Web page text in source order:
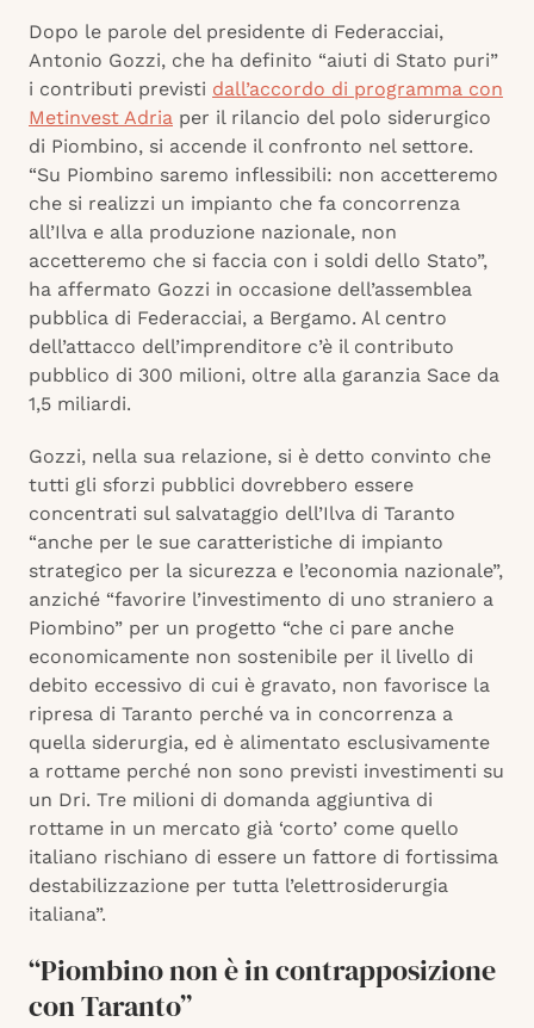
Dopo le parole del presidente di Federacciai,
Antonio Gozzi, che ha definito “aiuti di Stato puri”
i contributi previsti dall’accordo di programma con
Metinvest Adria per il rilancio del polo siderurgico
di Piombino, si accende il confronto nel settore.
“Su Piombino saremo inflessibili: non accetteremo
che si realizzi un impianto che fa concorrenza
all’Ilva e alla produzione nazionale, non
accetteremo che si faccia con i soldi dello Stato”,
ha affermato Gozzi in occasione dell’assemblea
pubblica di Federacciai, a Bergamo. Al centro
dell’attacco dell’imprenditore c’è il contributo
pubblico di 300 milioni, oltre alla garanzia Sace da
1,5 miliardi.
Gozzi, nella sua relazione, si è detto convinto che
tutti gli sforzi pubblici dovrebbero essere
concentrati sul salvataggio dell’Ilva di Taranto
“anche per le sue caratteristiche di impianto
strategico per la sicurezza e l’economia nazionale”,
anziché “favorire l’investimento di uno straniero a
Piombino” per un progetto “che ci pare anche
economicamente non sostenibile per il livello di
debito eccessivo di cui è gravato, non favorisce la
ripresa di Taranto perché va in concorrenza a
quella siderurgia, ed è alimentato esclusivamente
a rottame perché non sono previsti investimenti su
un Dri. Tre milioni di domanda aggiuntiva di
rottame in un mercato già ‘corto’ come quello
italiano rischiano di essere un fattore di fortissima
destabilizzazione per tutta l’elettrosiderurgia
italiana”.
“Piombino non è in contrapposizione
con Taranto”